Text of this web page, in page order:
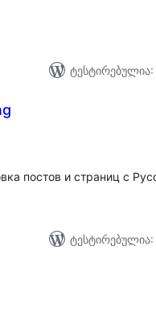
ტესტირებულია:
постов и страниц с
ტესტირებულია: